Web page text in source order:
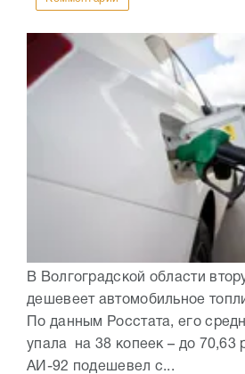
В Волгоградской области
дешевеет автомобильное
По данным Росстата, его
упала на 38 копеек – до 70,63
АИ-92 подешевел с...